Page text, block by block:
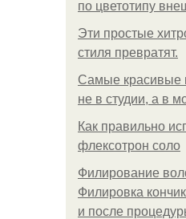
по цветотипу
Эти простые
стиля превратят.
Самые красивые
не в студии, а в
Как правильно
флексотрон соло
Филирование
Филировка
и после